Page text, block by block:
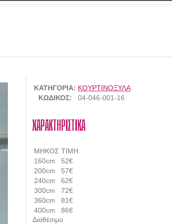
ΚΑΤΗΓΟΡΙΑ: ΚΟΥΡΤΙΝΟΞΥΛΑ
ΚΩΔΙΚΟΣ:
04-046-001-16
ΧΑΡΑΚΤΗΡΙΣΤΙΚΑ
ΜΗΚΟΣ ΤΙΜΗ
160cm
52€
200cm
57€
240cm
62€
300cm
72€
360cm
81€
400cm
86€
Διαθέσιμο